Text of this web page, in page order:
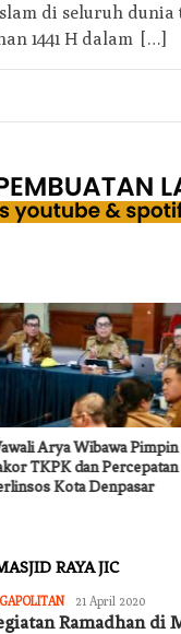
di seluruh dunia
1441 H dalam […]
Arya Wibawa Pimpin
TKPK dan Percepatan
Kota Denpasar
RAYA JIC
Redaksi
Jurnal
21 April 2020
Ramadhan di